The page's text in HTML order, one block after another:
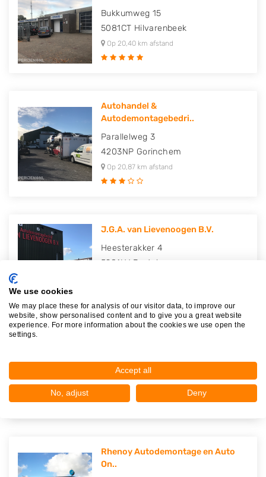
Bukkumweg 15
5081CT Hilvarenbeek
Op 20,40 km afstand
Autohandel &
Autodemontagebedri..
Parallelweg 3
4203NP Gorinchem
Op 20,87 km afstand
J.G.A. van Lievenoogen B.V.
Heesterakker 4
5281LV Boxtel
4838EG Breda
Rhenoy Autodemontage en Auto
On..
We use cookies
We may place these for analysis of our visitor data, to improve our
website, show personalised content and to give you a great website
experience. For more information about the cookies we use open the
settings.
Accept all
No, adjust Deny